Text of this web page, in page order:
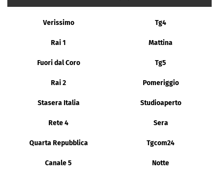
Verissimo Tg4
Rai 1 Mattina
Fuori dal Coro Tg5
Rai 2 Pomeriggio
Stasera Italia Studioaperto
Rete 4 Sera
Quarta Repubblica Tgcom24
Canale 5 Notte